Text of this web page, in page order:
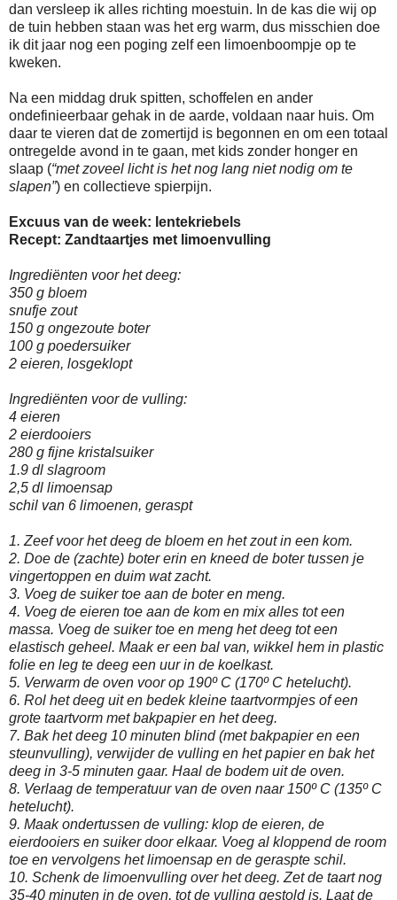
dan versleep ik alles richting moestuin. In de kas die wij op
de tuin hebben staan was het erg warm, dus misschien doe
ik dit jaar nog een poging zelf een limoenboompje op te
kweken.
Na een middag druk spitten, schoffelen en ander
ondefinieerbaar gehak in de aarde, voldaan naar huis. Om
daar te vieren dat de zomertijd is begonnen en om een totaal
ontregelde avond in te gaan, met kids zonder honger en
slaap (“met zoveel licht is het nog lang niet nodig om te
slapen”) en collectieve spierpijn.
Excuus van de week: lentekriebels
Recept: Zandtaartjes met limoenvulling
Ingrediënten voor het deeg:
350 g bloem
snufje zout
150 g ongezoute boter
100 g poedersuiker
2 eieren, losgeklopt
Ingrediënten voor de vulling:
4 eieren
2 eierdooiers
280 g fijne kristalsuiker
1.9 dl slagroom
2,5 dl limoensap
schil van 6 limoenen, geraspt
1. Zeef voor het deeg de bloem en het zout in een kom.
2. Doe de (zachte) boter erin en kneed de boter tussen je
vingertoppen en duim wat zacht.
3. Voeg de suiker toe aan de boter en meng.
4. Voeg de eieren toe aan de kom en mix alles tot een
massa. Voeg de suiker toe en meng het deeg tot een
elastisch geheel. Maak er een bal van, wikkel hem in plastic
folie en leg te deeg een uur in de koelkast.
5. Verwarm de oven voor op 190º C (170º C hetelucht).
6. Rol het deeg uit en bedek kleine taartvormpjes of een
grote taartvorm met bakpapier en het deeg.
7. Bak het deeg 10 minuten blind (met bakpapier en een
steunvulling), verwijder de vulling en het papier en bak het
deeg in 3-5 minuten gaar. Haal de bodem uit de oven.
8. Verlaag de temperatuur van de oven naar 150º C (135º C
hetelucht).
9. Maak ondertussen de vulling: klop de eieren, de
eierdooiers en suiker door elkaar. Voeg al kloppend de room
toe en vervolgens het limoensap en de geraspte schil.
10. Schenk de limoenvulling over het deeg. Zet de taart nog
35-40 minuten in de oven, tot de vulling gestold is. Laat de